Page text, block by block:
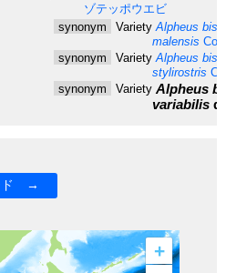
ゾテッポウエビ
synonym
Variety Alpheus bis-
malensis
synonym
Variety Alpheus bis-
stylirostris
synonym
Variety Alpheus
variabilis
ド →
+